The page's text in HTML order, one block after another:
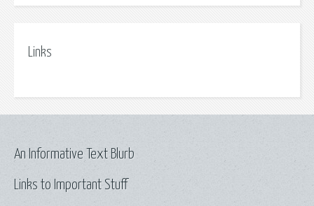
Links
Links to Important Stuff
An Informative Text Blurb